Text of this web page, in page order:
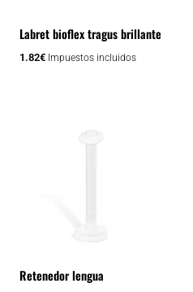
Labret bioflex tragus brillante
1.82€ Impuestos incluidos
Retenedor lengua